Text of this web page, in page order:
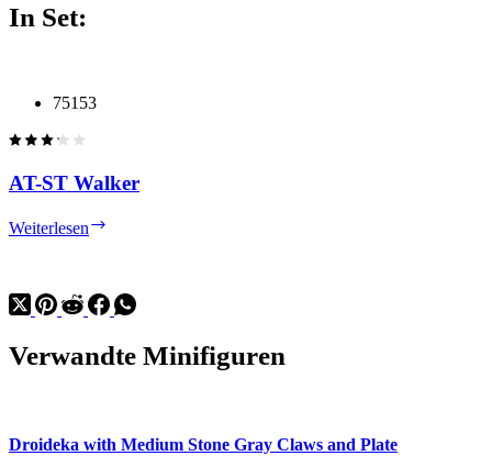
In Set:
75153
AT-ST Walker
Weiterlesen
Verwandte Minifiguren
Droideka with Medium Stone Gray Claws and Plate